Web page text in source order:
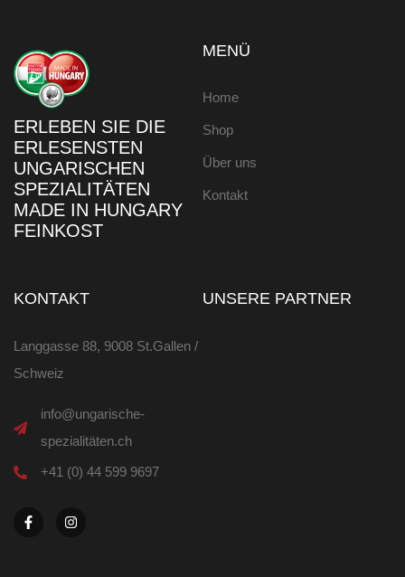
ERLEBEN SIE DIE
ERLESENSTEN
UNGARISCHEN
SPEZIALITÄTEN
MADE IN HUNGARY
FEINKOST
MENÜ
Home
Shop
Über uns
Kontakt
KONTAKT
Langgasse 88, 9008 St.Gallen /
Schweiz
info@ungarische-
spezialitäten.ch
+41 (0) 44 599 9697
F
a
I
n
UNSERE PARTNER